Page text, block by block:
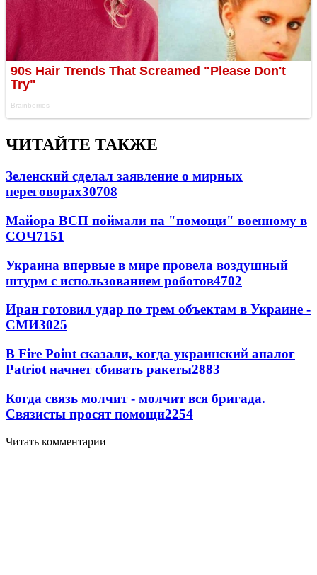
ЧИТАЙТЕ ТАКЖЕ
Зеленский сделал заявление о мирных
переговорах30708
Майора ВСП поймали на "помощи" военному в
СОЧ7151
Украина впервые в мире провела воздушный
штурм с использованием роботов4702
Иран готовил удар по трем объектам в Украине -
СМИ3025
В Fire Point сказали, когда украинский аналог
Patriot начнет сбивать ракеты2883
Когда связь молчит - молчит вся бригада.
Связисты просят помощи2254
Читать комментарии